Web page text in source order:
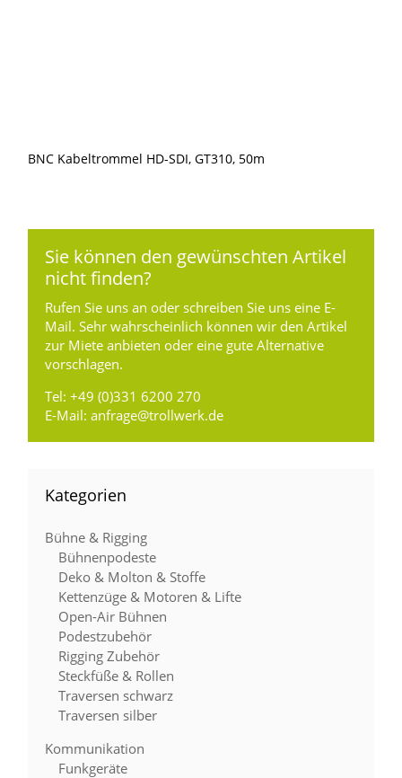
BNC Kabeltrommel HD-SDI, GT310, 50m
Sie können den gewünschten Artikel
nicht finden?
Rufen Sie uns an oder schreiben Sie uns eine E-
Mail. Sehr wahrscheinlich können wir den Artikel
zur Miete anbieten oder eine gute Alternative
vorschlagen.
Tel:+49 (0)331 6200 270
E-Mail:anfrage@trollwerk.de
Kategorien
Bühne & Rigging
Bühnenpodeste
Deko & Molton & Stoffe
Kettenzüge & Motoren & Lifte
Open-Air Bühnen
Podestzubehör
Rigging Zubehör
Steckfüße & Rollen
Traversen schwarz
Traversen silber
Kommunikation
Funkgeräte